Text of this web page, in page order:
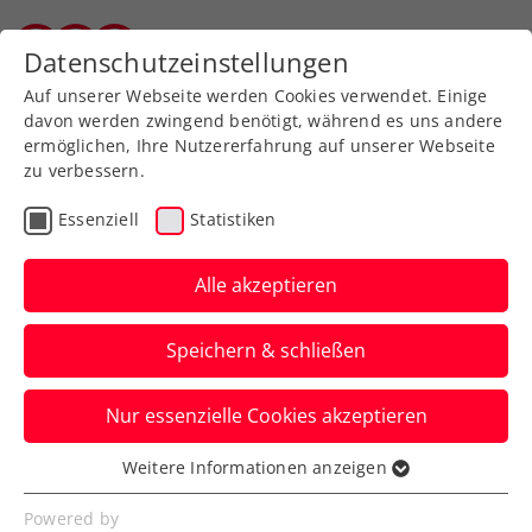
Zurück zur Newsübersicht
Turniere
Thiem sorgt beim
Generali Open Kitzbühel
nochmal für Gänsehaut
Ein Sieg ist ihm bei seiner
Abschiedsvorstellung vom ATP-250-
Turnier in Tirol nicht mehr vergönnt.
Verfasst von: Manuel Wachta / Presseaussendung, 23.07.2024
Datenschutzeinstellungen
Auf unserer Webseite werden Cookies verwendet. Einige
davon werden zwingend benötigt, während es uns andere
ermöglichen, Ihre Nutzererfahrung auf unserer Webseite
zu verbessern.
Essenziell Statistiken
Alle akzeptieren
Speichern & schließen
Nur essenzielle Cookies akzeptieren
Essenziell
Essenzielle Cookies werden für grundlegende
Weitere Informationen anzeigen
Powered by